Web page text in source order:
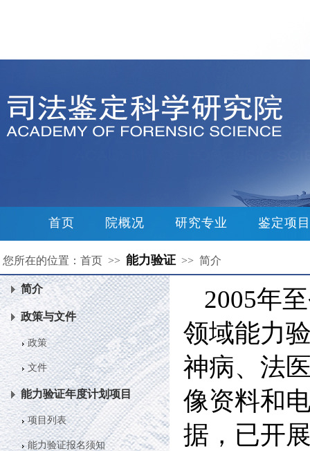
首页 院概况 研究专业 鉴定项目
您所在的位置：首页 >> 能力验证 >> 简介
简介
政策与文件
政策
文件
能力验证年度计划项目
项目列表
能力验证报名须知
2005年
领域能力
神病、法
像资料和
据，已开